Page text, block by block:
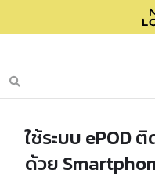
ใช้ระบบ ePOD
ด้วย